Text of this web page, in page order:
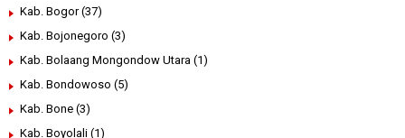
Kab. Bogor (37)
Kab. Bojonegoro (3)
Kab. Bolaang Mongondow Utara (1)
Kab. Bondowoso (5)
Kab. Bone (3)
Kab. Boyolali (1)